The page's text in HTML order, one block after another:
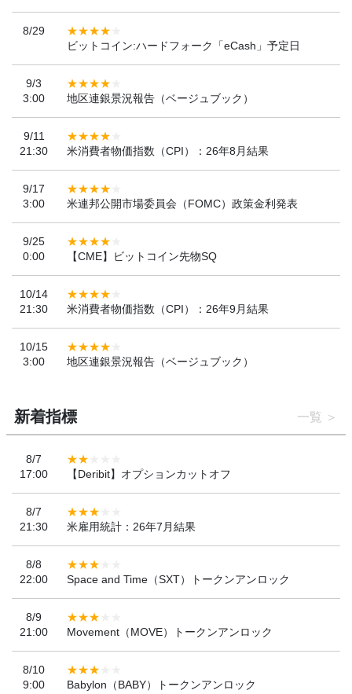
8/29
ビットコイン:ハードフォーク「eCash」予定日
9/3
3:00
地区連銀景況報告（ベージュブック）
9/11
21:30
米消費者物価指数（CPI）：26年8月結果
9/17
3:00
米連邦公開市場委員会（FOMC）政策金利発表
9/25
0:00
【CME】ビットコイン先物SQ
10/14
21:30
米消費者物価指数（CPI）：26年9月結果
10/15
3:00
地区連銀景況報告（ベージュブック）
新着指標 一覧
8/7
17:00
【Deribit】オプションカットオフ
8/7
21:30
米雇用統計：26年7月結果
8/8
22:00
Space and Time（SXT）トークンアンロック
8/9
21:00
Movement（MOVE）トークンアンロック
8/10
9:00
Babylon（BABY）トークンアンロック